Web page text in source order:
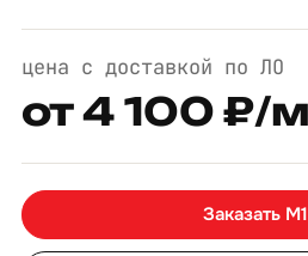
цена с доставкой по ЛО
от 4 100 ₽/
Заказать